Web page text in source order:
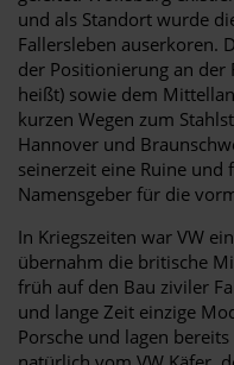
und als Standort wurde
Fallersleben auserkoren.
der Positionierung an der
heißt) sowie dem
kurzen Wegen zum
Hannover und
seinerzeit eine Ruine
Namensgeber für die
In Kriegszeiten war VW
übernahm die britische
früh auf den Bau ziviler
und lange Zeit einzige
Porsche und lagen